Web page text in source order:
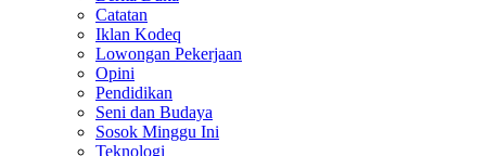
Catatan
Iklan Kodeq
Lowongan Pekerjaan
Opini
Pendidikan
Seni dan Budaya
Sosok Minggu Ini
Teknologi